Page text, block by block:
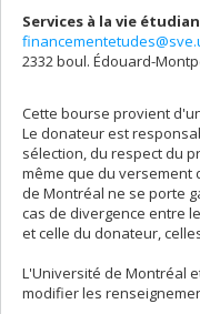
Services à la vie
2332 boul. Édouard-
Cette bourse provient
Le donateur est
sélection, du respect du
même que du versement
de Montréal ne se porte
cas de divergence entre
et celle du donateur,
L'Université de Montréal
modifier les